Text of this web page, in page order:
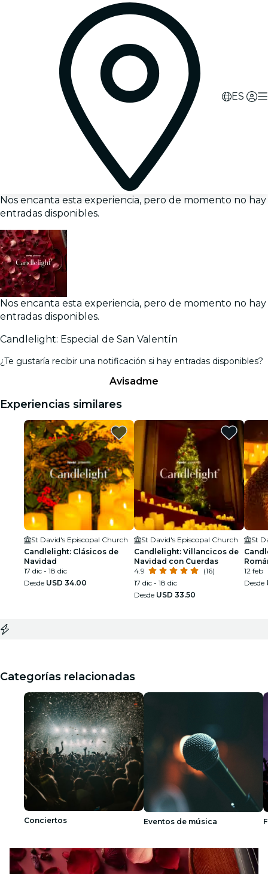
ES
Nos encanta esta experiencia, pero de momento no hay
entradas disponibles.
Nos encanta esta experiencia, pero de momento no hay
entradas disponibles.
Candlelight: Especial de San Valentín
¿Te gustaría recibir una notificación si hay entradas disponibles?
Avisadme
Experiencias similares
St David's Episcopal Church
Candlelight: Clásicos de
Navidad
17 dic - 18 dic
Desde USD 34.00
St David's Episcopal Church
Candlelight: Villancicos de
Navidad con Cuerdas
4.9
(16)
17 dic - 18 dic
Desde USD 33.50
St
12 feb
Desde
Categorías relacionadas
Conciertos Eventos de música